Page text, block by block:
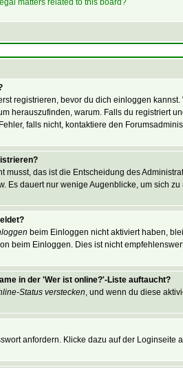
matters related to this board?
registrieren, bevor du dich einloggen
herauszufinden, warum. Falls du
falls nicht, kontaktiere den
musst, das ist die Entscheidung des
Es dauert nur wenige Augenblicke, um sich
beim Einloggen nicht aktiviert haben,
beim Einloggen. Dies ist nicht
in der 'Wer ist online?'-Liste auftaucht?
Status verstecken, und wenn du diese
anfordern. Klicke dazu auf der Loginseite